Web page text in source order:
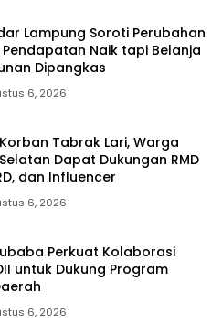
Lampung Soroti Perubahan
Pendapatan Naik tapi Belanja
Dipangkas
6, 2026
Tabrak Lari, Warga
Dapat Dukungan RMD
dan Influencer
6, 2026
Perkuat Kolaborasi
untuk Dukung Program
6, 2026